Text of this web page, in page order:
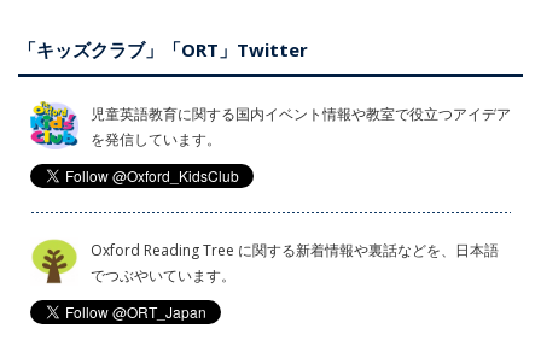
「キッズクラブ」「ORT」Twitter
児童英語教育に関する国内イベント情報や教室で役立つアイデア
を発信しています。
Oxford Reading Tree に関する新着情報や裏話などを、日本語
でつぶやいています。